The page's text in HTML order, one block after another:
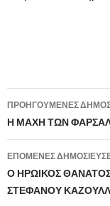
Πλοήγηση
άρθρων
ΠΡΟΗΓΟΎΜΕΝΕΣ
Η ΜΑΧΗ ΤΩΝ
ΕΠΌΜΕΝΕΣ
Ο ΗΡΩΙΚΟΣ
ΣΤΕΦΑΝΟΥ